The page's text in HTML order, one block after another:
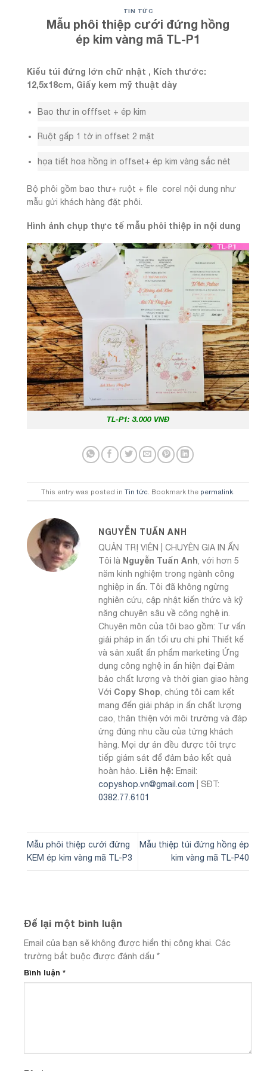
TIN TỨC
Mẫu phôi thiệp cưới đứng hồng
ép kim vàng mã TL-P1
Kiểu túi đứng lớn chữ nhật , Kích thước:
12,5x18cm, Giấy kem mỹ thuật dày
Bao thư in offfset + ép kim
Ruột gấp 1 tờ in offset 2 mặt
họa tiết hoa hồng in offset+ ép kim vàng sắc nét
Bộ phôi gồm bao thư+ ruột + file corel nội dung như
mẫu gửi khách hàng đặt phôi.
Hình ảnh chụp thực tế mẫu phôi thiệp in nội dung
TL-P1: 3.000 VNĐ
This entry was posted in Tin tức . Bookmark the permalink
NGUYỄN TUẤN ANH
QUẢN TRỊ VIÊN | CHUYÊN GIA IN ẤN
Tôi là Nguyễn Tuấn Anh, với hơn 5
năm kinh nghiệm trong ngành công
nghiệp in ấn. Tôi đã không ngừng
nghiên cứu, cập nhật kiến thức và kỹ
năng chuyên sâu về công nghệ in.
Chuyên môn của tôi bao gồm: Tư vấn
giải pháp in ấn tối ưu chi phí Thiết kế
và sản xuất ấn phẩm marketing Ứng
dụng công nghệ in ấn hiện đại Đảm
bảo chất lượng và thời gian giao hàng
Với Copy Shop, chúng tôi cam kết
mang đến giải pháp in ấn chất lượng
cao, thân thiện với môi trường và đáp
ứng đúng nhu cầu của từng khách
hàng. Mọi dự án đều được tôi trực
tiếp giám sát để đảm bảo kết quả
hoàn hảo. Liên hệ: Email:
copyshop.vn@gmail.com | SĐT:
0382.77.6101
Mẫu phôi thiệp cưới đứng
KEM ép kim vàng mã TL-P3
Mẫu thiệp túi đứng hồng ép
kim vàng mã TL-P40
Để lại một bình luận
Email của bạn sẽ không được hiển thị công khai. Các
trường bắt buộc được đánh dấu *
Bình luận *